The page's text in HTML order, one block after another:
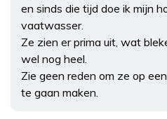
en sinds die tijd doe ik mijn
vaatwasser.
Ze zien er prima uit, wat
wel nog heel.
Zie geen reden om ze op
te gaan maken.